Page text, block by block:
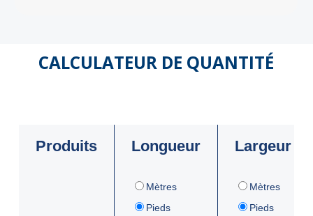
CALCULATEUR DE QUANTITÉ
Produits Longueur Largeur
Mètres
Pieds
Mètres
Pieds